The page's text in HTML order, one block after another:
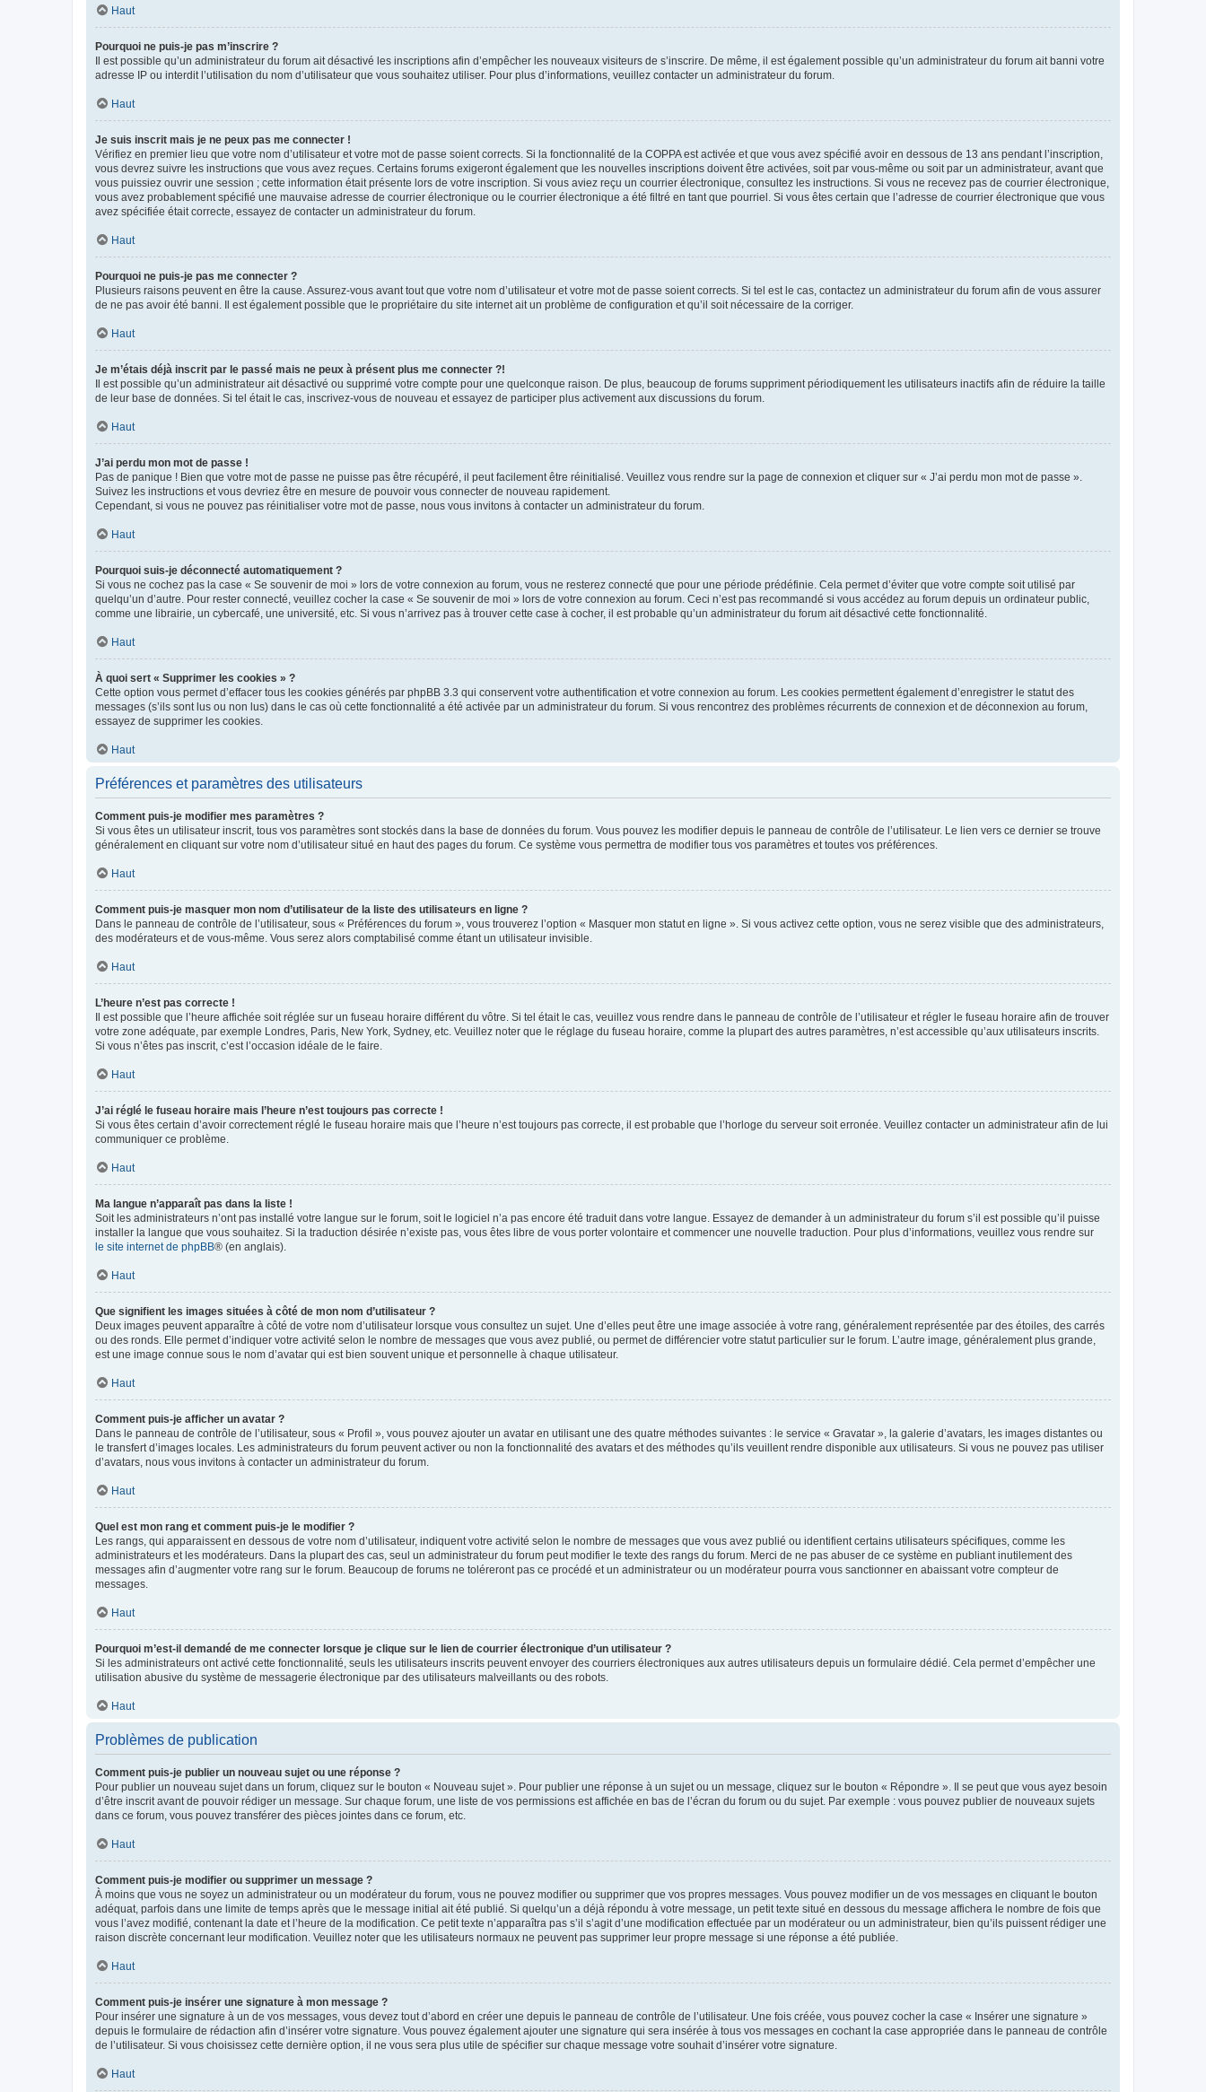
Haut
Pourquoi ne puis-je pas m’inscrire ?
Il est possible qu’un administrateur du forum ait désactivé les inscriptions afin d’empêcher les nouveaux visiteurs de s’inscrire. De même, il est également possible qu’un administrateur du forum ait banni votre
adresse IP ou interdit l’utilisation du nom d’utilisateur que vous souhaitez utiliser. Pour plus d’informations, veuillez contacter un administrateur du forum.
Haut
Je suis inscrit mais je ne peux pas me connecter !
Vérifiez en premier lieu que votre nom d’utilisateur et votre mot de passe soient corrects. Si la fonctionnalité de la COPPA est activée et que vous avez spécifié avoir en dessous de 13 ans pendant l’inscription,
vous devrez suivre les instructions que vous avez reçues. Certains forums exigeront également que les nouvelles inscriptions doivent être activées, soit par vous-même ou soit par un administrateur, avant que
vous puissiez ouvrir une session ; cette information était présente lors de votre inscription. Si vous aviez reçu un courrier électronique, consultez les instructions. Si vous ne recevez pas de courrier électronique,
vous avez probablement spécifié une mauvaise adresse de courrier électronique ou le courrier électronique a été filtré en tant que pourriel. Si vous êtes certain que l’adresse de courrier électronique que vous
avez spécifiée était correcte, essayez de contacter un administrateur du forum.
Haut
Pourquoi ne puis-je pas me connecter ?
Plusieurs raisons peuvent en être la cause. Assurez-vous avant tout que votre nom d’utilisateur et votre mot de passe soient corrects. Si tel est le cas, contactez un administrateur du forum afin de vous assurer
de ne pas avoir été banni. Il est également possible que le propriétaire du site internet ait un problème de configuration et qu’il soit nécessaire de la corriger.
Haut
Je m’étais déjà inscrit par le passé mais ne peux à présent plus me connecter ?!
Il est possible qu’un administrateur ait désactivé ou supprimé votre compte pour une quelconque raison. De plus, beaucoup de forums suppriment périodiquement les utilisateurs inactifs afin de réduire la taille
de leur base de données. Si tel était le cas, inscrivez-vous de nouveau et essayez de participer plus activement aux discussions du forum.
Haut
J’ai perdu mon mot de passe !
Pas de panique ! Bien que votre mot de passe ne puisse pas être récupéré, il peut facilement être réinitialisé. Veuillez vous rendre sur la page de connexion et cliquer sur « J’ai perdu mon mot de passe ».
Suivez les instructions et vous devriez être en mesure de pouvoir vous connecter de nouveau rapidement.
Cependant, si vous ne pouvez pas réinitialiser votre mot de passe, nous vous invitons à contacter un administrateur du forum.
Haut
Pourquoi suis-je déconnecté automatiquement ?
Si vous ne cochez pas la case « Se souvenir de moi » lors de votre connexion au forum, vous ne resterez connecté que pour une période prédéfinie. Cela permet d’éviter que votre compte soit utilisé par
quelqu’un d’autre. Pour rester connecté, veuillez cocher la case « Se souvenir de moi » lors de votre connexion au forum. Ceci n’est pas recommandé si vous accédez au forum depuis un ordinateur public,
comme une librairie, un cybercafé, une université, etc. Si vous n’arrivez pas à trouver cette case à cocher, il est probable qu’un administrateur du forum ait désactivé cette fonctionnalité.
Haut
À quoi sert « Supprimer les cookies » ?
Cette option vous permet d’effacer tous les cookies générés par phpBB 3.3 qui conservent votre authentification et votre connexion au forum. Les cookies permettent également d’enregistrer le statut des
messages (s’ils sont lus ou non lus) dans le cas où cette fonctionnalité a été activée par un administrateur du forum. Si vous rencontrez des problèmes récurrents de connexion et de déconnexion au forum,
essayez de supprimer les cookies.
Haut
Préférences et paramètres des utilisateurs
Comment puis-je modifier mes paramètres ?
Si vous êtes un utilisateur inscrit, tous vos paramètres sont stockés dans la base de données du forum. Vous pouvez les modifier depuis le panneau de contrôle de l’utilisateur. Le lien vers ce dernier se trouve
généralement en cliquant sur votre nom d’utilisateur situé en haut des pages du forum. Ce système vous permettra de modifier tous vos paramètres et toutes vos préférences.
Haut
Comment puis-je masquer mon nom d’utilisateur de la liste des utilisateurs en ligne ?
Dans le panneau de contrôle de l’utilisateur, sous « Préférences du forum », vous trouverez l’option « Masquer mon statut en ligne ». Si vous activez cette option, vous ne serez visible que des administrateurs,
des modérateurs et de vous-même. Vous serez alors comptabilisé comme étant un utilisateur invisible.
Haut
L’heure n’est pas correcte !
Il est possible que l’heure affichée soit réglée sur un fuseau horaire différent du vôtre. Si tel était le cas, veuillez vous rendre dans le panneau de contrôle de l’utilisateur et régler le fuseau horaire afin de trouver
votre zone adéquate, par exemple Londres, Paris, New York, Sydney, etc. Veuillez noter que le réglage du fuseau horaire, comme la plupart des autres paramètres, n’est accessible qu’aux utilisateurs inscrits.
Si vous n’êtes pas inscrit, c’est l’occasion idéale de le faire.
Haut
J’ai réglé le fuseau horaire mais l’heure n’est toujours pas correcte !
Si vous êtes certain d’avoir correctement réglé le fuseau horaire mais que l’heure n’est toujours pas correcte, il est probable que l’horloge du serveur soit erronée. Veuillez contacter un administrateur afin de lui
communiquer ce problème.
Haut
Ma langue n’apparaît pas dans la liste !
Soit les administrateurs n’ont pas installé votre langue sur le forum, soit le logiciel n’a pas encore été traduit dans votre langue. Essayez de demander à un administrateur du forum s’il est possible qu’il puisse
installer la langue que vous souhaitez. Si la traduction désirée n’existe pas, vous êtes libre de vous porter volontaire et commencer une nouvelle traduction. Pour plus d’informations, veuillez vous rendre sur
le site internet de phpBB® (en anglais).
Haut
Que signifient les images situées à côté de mon nom d’utilisateur ?
Deux images peuvent apparaître à côté de votre nom d’utilisateur lorsque vous consultez un sujet. Une d’elles peut être une image associée à votre rang, généralement représentée par des étoiles, des carrés
ou des ronds. Elle permet d’indiquer votre activité selon le nombre de messages que vous avez publié, ou permet de différencier votre statut particulier sur le forum. L’autre image, généralement plus grande,
est une image connue sous le nom d’avatar qui est bien souvent unique et personnelle à chaque utilisateur.
Haut
Comment puis-je afficher un avatar ?
Dans le panneau de contrôle de l’utilisateur, sous « Profil », vous pouvez ajouter un avatar en utilisant une des quatre méthodes suivantes : le service « Gravatar », la galerie d’avatars, les images distantes ou
le transfert d’images locales. Les administrateurs du forum peuvent activer ou non la fonctionnalité des avatars et des méthodes qu’ils veuillent rendre disponible aux utilisateurs. Si vous ne pouvez pas utiliser
d’avatars, nous vous invitons à contacter un administrateur du forum.
Haut
Quel est mon rang et comment puis-je le modifier ?
Les rangs, qui apparaissent en dessous de votre nom d’utilisateur, indiquent votre activité selon le nombre de messages que vous avez publié ou identifient certains utilisateurs spécifiques, comme les
administrateurs et les modérateurs. Dans la plupart des cas, seul un administrateur du forum peut modifier le texte des rangs du forum. Merci de ne pas abuser de ce système en publiant inutilement des
messages afin d’augmenter votre rang sur le forum. Beaucoup de forums ne toléreront pas ce procédé et un administrateur ou un modérateur pourra vous sanctionner en abaissant votre compteur de
messages.
Haut
Pourquoi m’est-il demandé de me connecter lorsque je clique sur le lien de courrier électronique d’un utilisateur ?
Si les administrateurs ont activé cette fonctionnalité, seuls les utilisateurs inscrits peuvent envoyer des courriers électroniques aux autres utilisateurs depuis un formulaire dédié. Cela permet d’empêcher une
utilisation abusive du système de messagerie électronique par des utilisateurs malveillants ou des robots.
Haut
Problèmes de publication
Comment puis-je publier un nouveau sujet ou une réponse ?
Pour publier un nouveau sujet dans un forum, cliquez sur le bouton « Nouveau sujet ». Pour publier une réponse à un sujet ou un message, cliquez sur le bouton « Répondre ». Il se peut que vous ayez besoin
d’être inscrit avant de pouvoir rédiger un message. Sur chaque forum, une liste de vos permissions est affichée en bas de l’écran du forum ou du sujet. Par exemple : vous pouvez publier de nouveaux sujets
dans ce forum, vous pouvez transférer des pièces jointes dans ce forum, etc.
Haut
Comment puis-je modifier ou supprimer un message ?
À moins que vous ne soyez un administrateur ou un modérateur du forum, vous ne pouvez modifier ou supprimer que vos propres messages. Vous pouvez modifier un de vos messages en cliquant le bouton
adéquat, parfois dans une limite de temps après que le message initial ait été publié. Si quelqu’un a déjà répondu à votre message, un petit texte situé en dessous du message affichera le nombre de fois que
vous l’avez modifié, contenant la date et l’heure de la modification. Ce petit texte n’apparaîtra pas s’il s’agit d’une modification effectuée par un modérateur ou un administrateur, bien qu’ils puissent rédiger une
raison discrète concernant leur modification. Veuillez noter que les utilisateurs normaux ne peuvent pas supprimer leur propre message si une réponse a été publiée.
Haut
Comment puis-je insérer une signature à mon message ?
Pour insérer une signature à un de vos messages, vous devez tout d’abord en créer une depuis le panneau de contrôle de l’utilisateur. Une fois créée, vous pouvez cocher la case « Insérer une signature »
depuis le formulaire de rédaction afin d’insérer votre signature. Vous pouvez également ajouter une signature qui sera insérée à tous vos messages en cochant la case appropriée dans le panneau de contrôle
de l’utilisateur. Si vous choisissez cette dernière option, il ne vous sera plus utile de spécifier sur chaque message votre souhait d’insérer votre signature.
Haut